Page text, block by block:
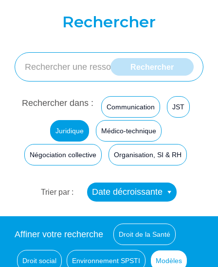
Rechercher
Rechercher dans : Communication JST
Juridique Médico-technique
Négociation collective Organisation, SI & RH
Trier par : Date décroissante
Affiner votre recherche Droit de la Santé
Droit social Environnement SPSTI Modèles